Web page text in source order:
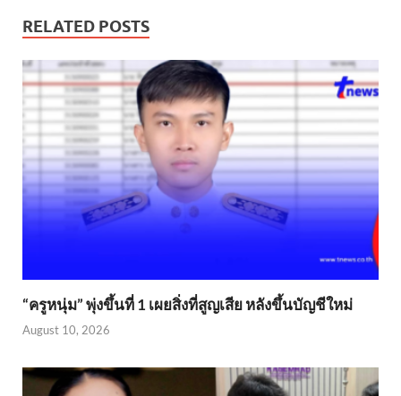
RELATED POSTS
“ครูหนุ่ม” พุ่งขึ้นที่ 1 เผยสิ่งที่สูญเสีย หลังขึ้นบัญชีใหม่
August 10, 2026